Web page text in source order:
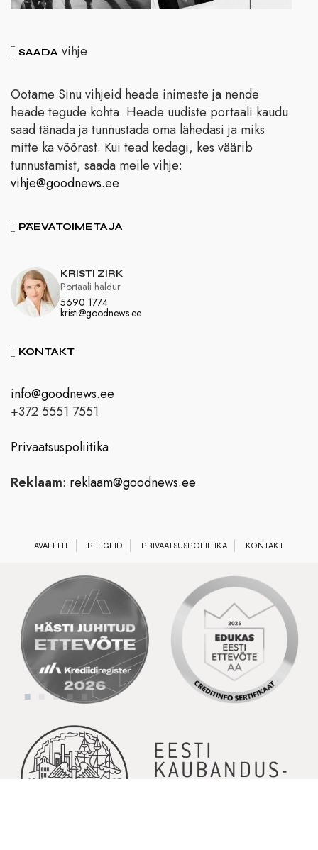
SAADA vihje
Ootame Sinu vihjeid heade inimeste ja nende
heade tegude kohta. Heade uudiste portaali kaudu
saad tänada ja tunnustada oma lähedasi ja miks
mitte ka võõrast. Kui tead kedagi, kes väärib
tunnustamist, saada meile vihje:
vihje@goodnews.ee
PÄEVATOIMETAJA
KRISTI ZIRK
5690 1774
kristi@goodnews.ee
Portaali haldur
KONTAKT
info@goodnews.ee
+372 5551 7551
Privaatsuspoliitika
Reklaam: reklaam@goodnews.ee
AVALEHT REEGLID PRIVAATSUSPOLIITIKA KONTAKT